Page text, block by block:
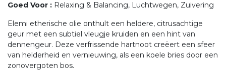
Goed Voor : Relaxing & Balancing, Luchtwegen, Zuivering
Elemi etherische olie onthult een heldere, citrusachtige
geur met een subtiel vleugje kruiden en een hint van
dennengeur. Deze verfrissende hartnoot creëert een sfeer
van helderheid en vernieuwing, als een koele bries door een
zonovergoten bos.